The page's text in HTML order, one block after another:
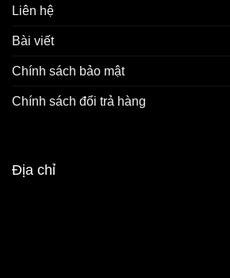
Liên hệ
Bài viết
Chính sách bảo mật
Chính sách đổi trả hàng
Địa chỉ